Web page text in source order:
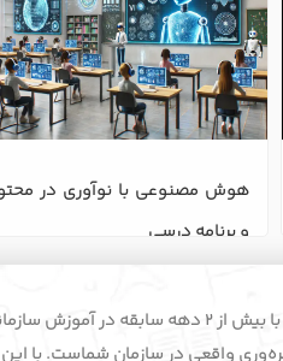
و برنامه درسی
ما با بیش از 2 دهه سابقه در
واقعی در سازمان شماست. با این